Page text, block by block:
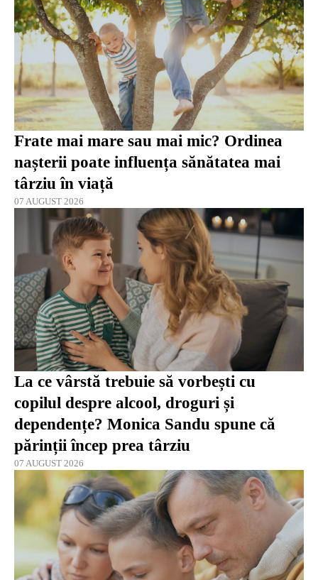
Frate mai mare sau mai mic? Ordinea
nașterii poate influența sănătatea mai
târziu în viață
07 AUGUST 2026
La ce vârstă trebuie să vorbești cu
copilul despre alcool, droguri și
dependențe? Monica Sandu spune că
părinții încep prea târziu
07 AUGUST 2026